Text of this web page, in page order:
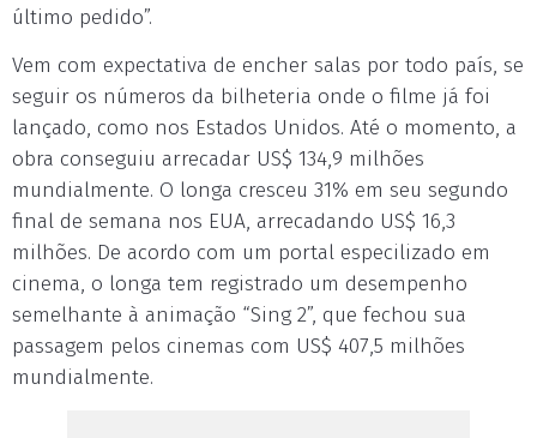
último pedido”.
Vem com expectativa de encher salas por todo país, se
seguir os números da bilheteria onde o filme já foi
lançado, como nos Estados Unidos. Até o momento, a
obra conseguiu arrecadar US$ 134,9 milhões
mundialmente. O longa cresceu 31% em seu segundo
final de semana nos EUA, arrecadando US$ 16,3
milhões. De acordo com um portal especilizado em
cinema, o longa tem registrado um desempenho
semelhante à animação “Sing 2”, que fechou sua
passagem pelos cinemas com US$ 407,5 milhões
mundialmente.